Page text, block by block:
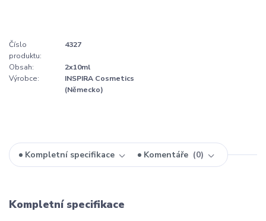
Číslo
produktu:
4327
Obsah:
2x10ml
Výrobce:
INSPIRA Cosmetics
(Německo)
Kompletní specifikace Komentáře 0
Kompletní specifikace